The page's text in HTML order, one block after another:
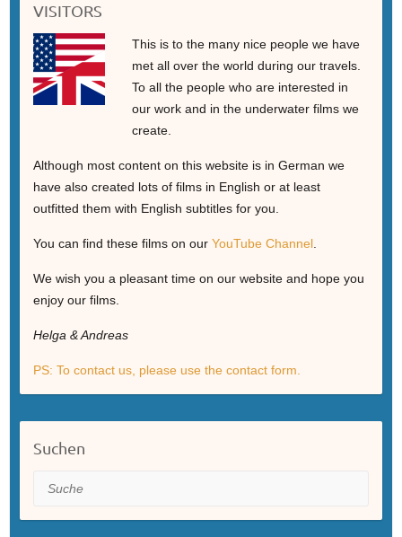
VISITORS
This is to the many nice people we have
met all over the world during our travels.
To all the people who are interested in
our work and in the underwater films we
create.
Although most content on this website is in German we
have also created lots of films in English or at least
outfitted them with English subtitles for you.
You can find these films on our YouTube Channel.
We wish you a pleasant time on our website and hope you
enjoy our films.
Helga & Andreas
PS: To contact us, please use the contact form.
Suchen
Suche